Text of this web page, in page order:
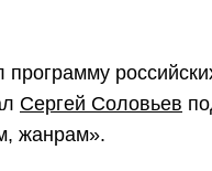
программу
Сергей Соловьев
жанрам».